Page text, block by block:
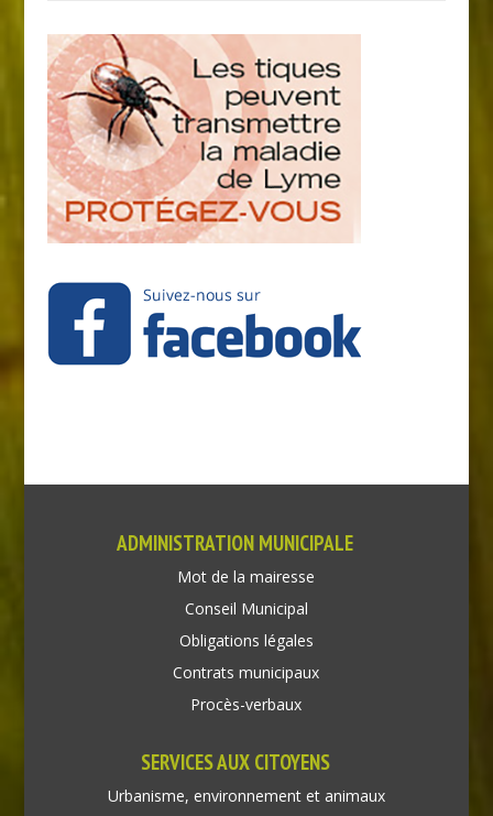
ADMINISTRATION MUNICIPALE
Mot de la mairesse
Conseil Municipal
Obligations légales
Contrats municipaux
Procès-verbaux
SERVICES AUX CITOYENS
Urbanisme, environnement et animaux